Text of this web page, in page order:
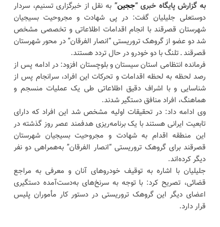
به گزارش پایگاه خبری “ججین” به نقل از خبرگزاری تسنیم، سردار
دوستعلی جلیلیان گفت: در پی شهادت و مجروحیت بسیجیان
شهرستان قصرقند با انجام اقدامات اطلاعاتی و تخصصی مشخص
شد دو عضو از گروهک تروریستی “انصار الفرقان” در محور شهرستان
قصرقند ـ تلنگ با دو خودرو در حال تردد هستند.
فرمانده انتظامی استان سیستان و بلوچستان افزود: در ادامه پس از
رصد لحظه به لحظه اقدامات و تحرکات این افراد، سرانجام پس از
شناسایی و با اشراف دقیق اطلاعاتی طی یک عملیات منسجم و
هماهنگ، افراد منافق دستگیر شدند.
وی ادامه داد: در تحقیقات اولیه مشخص شد این افراد که دارای
تابعیت ایرانی هستند با یک برنامه‌ریزی هدفمند عصر روز گذشته در
این منطقه اقدام به شهادت و مجروحیت بسیجیان شهرستان
قصرقند برای گروهک تروریستی “انصار الفرقان” به‌همراهی دو نفر
دیگر کرده‌اند.
جلیلیان با اشاره به توقیف خودروهای آنان و معرفی به مراجع
قضائی، تصریح کرد: با توجه به سرنخ‌های به‌دست‌آمده دستگیری
اعضای دیگر این گروهک تروریستی در دستور کار مأموران پلیس
قرار دارد.